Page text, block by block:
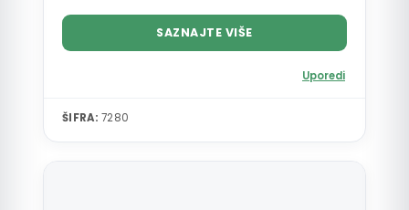
SAZNAJTE VIŠE
Uporedi
ŠIFRA: 7280